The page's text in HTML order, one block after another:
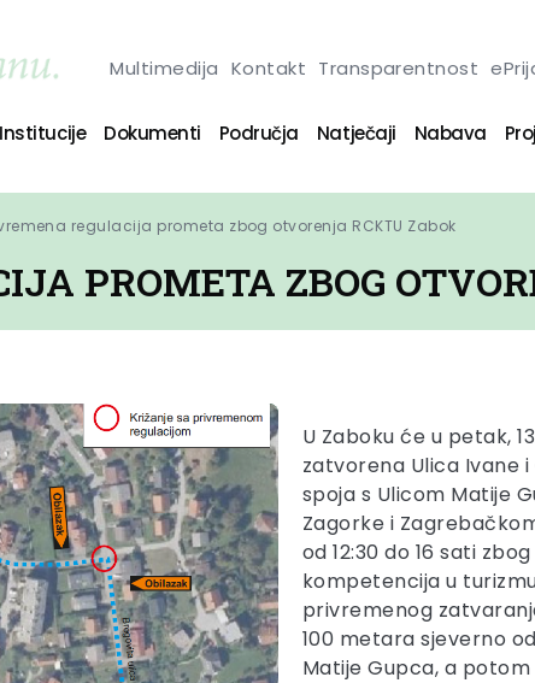
Multimedija Kontakt Transparentnost
Institucije Dokumenti Područja Natječaji Nabava
regulacija prometa zbog otvorenja RCKTU Zabok
PROMETA ZBOG
U Zaboku će u petak,
zatvorena Ulica Ivane i
spoja s Ulicom Matije
Zagorke i
od 12:30 do 16 sati
kompetencija u
privremenog
100 metara sjeverno
Matije Gupca, a potom